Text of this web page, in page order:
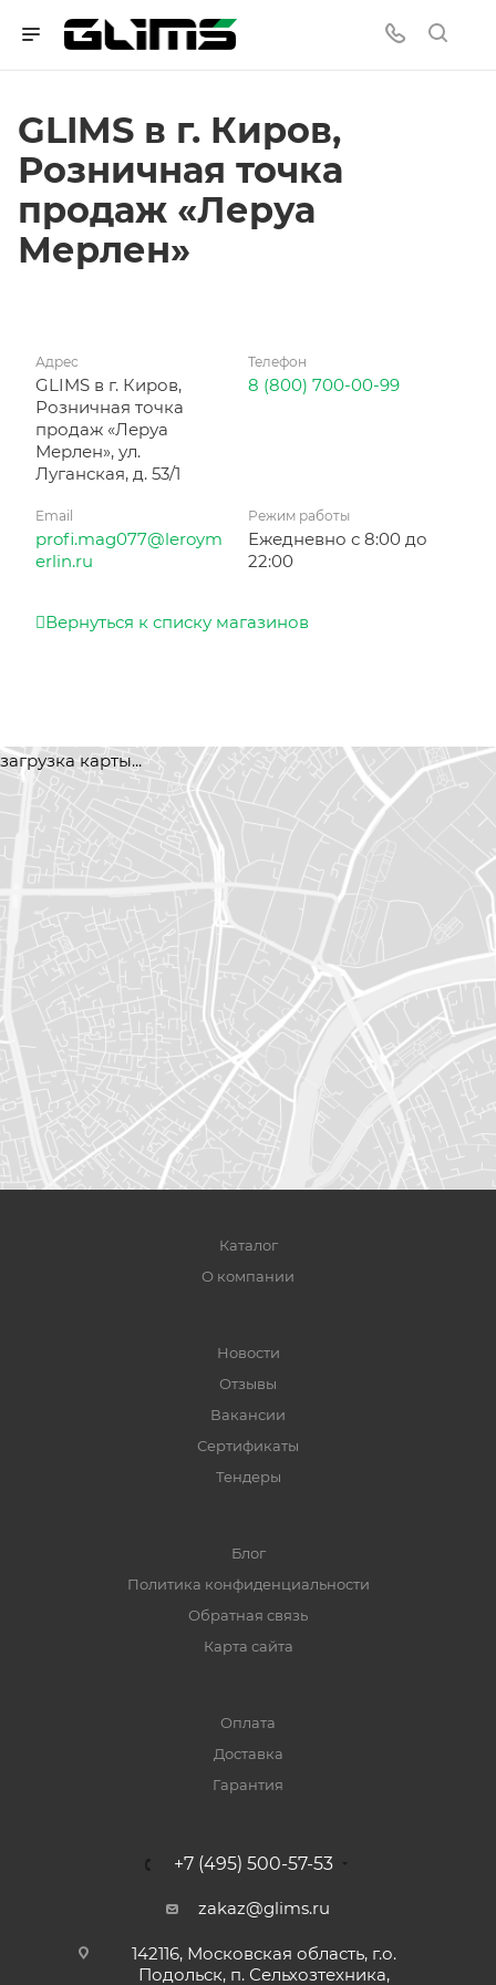
GLIMS в г. Киров,
Розничная точка
продаж «Леруа
Мерлен»
Адрес
GLIMS в г. Киров,
Розничная точка
продаж «Леруа
Мерлен», ул.
Луганская, д. 53/1
Телефон
8 (800) 700-00-99
Email
profi.mag077@leroym
erlin.ru
Режим работы
Ежедневно с 8:00 до
22:00
Вернуться к списку магазинов
загрузка карты...
Каталог
О компании
Новости
Отзывы
Вакансии
Сертификаты
Тендеры
Блог
Политика конфиденциальности
Обратная связь
Карта сайта
Оплата
Доставка
Гарантия
+7 (495) 500-57-53
zakaz@glims.ru
142116, Московская область, г.о.
Подольск, п. Сельхозтехника,